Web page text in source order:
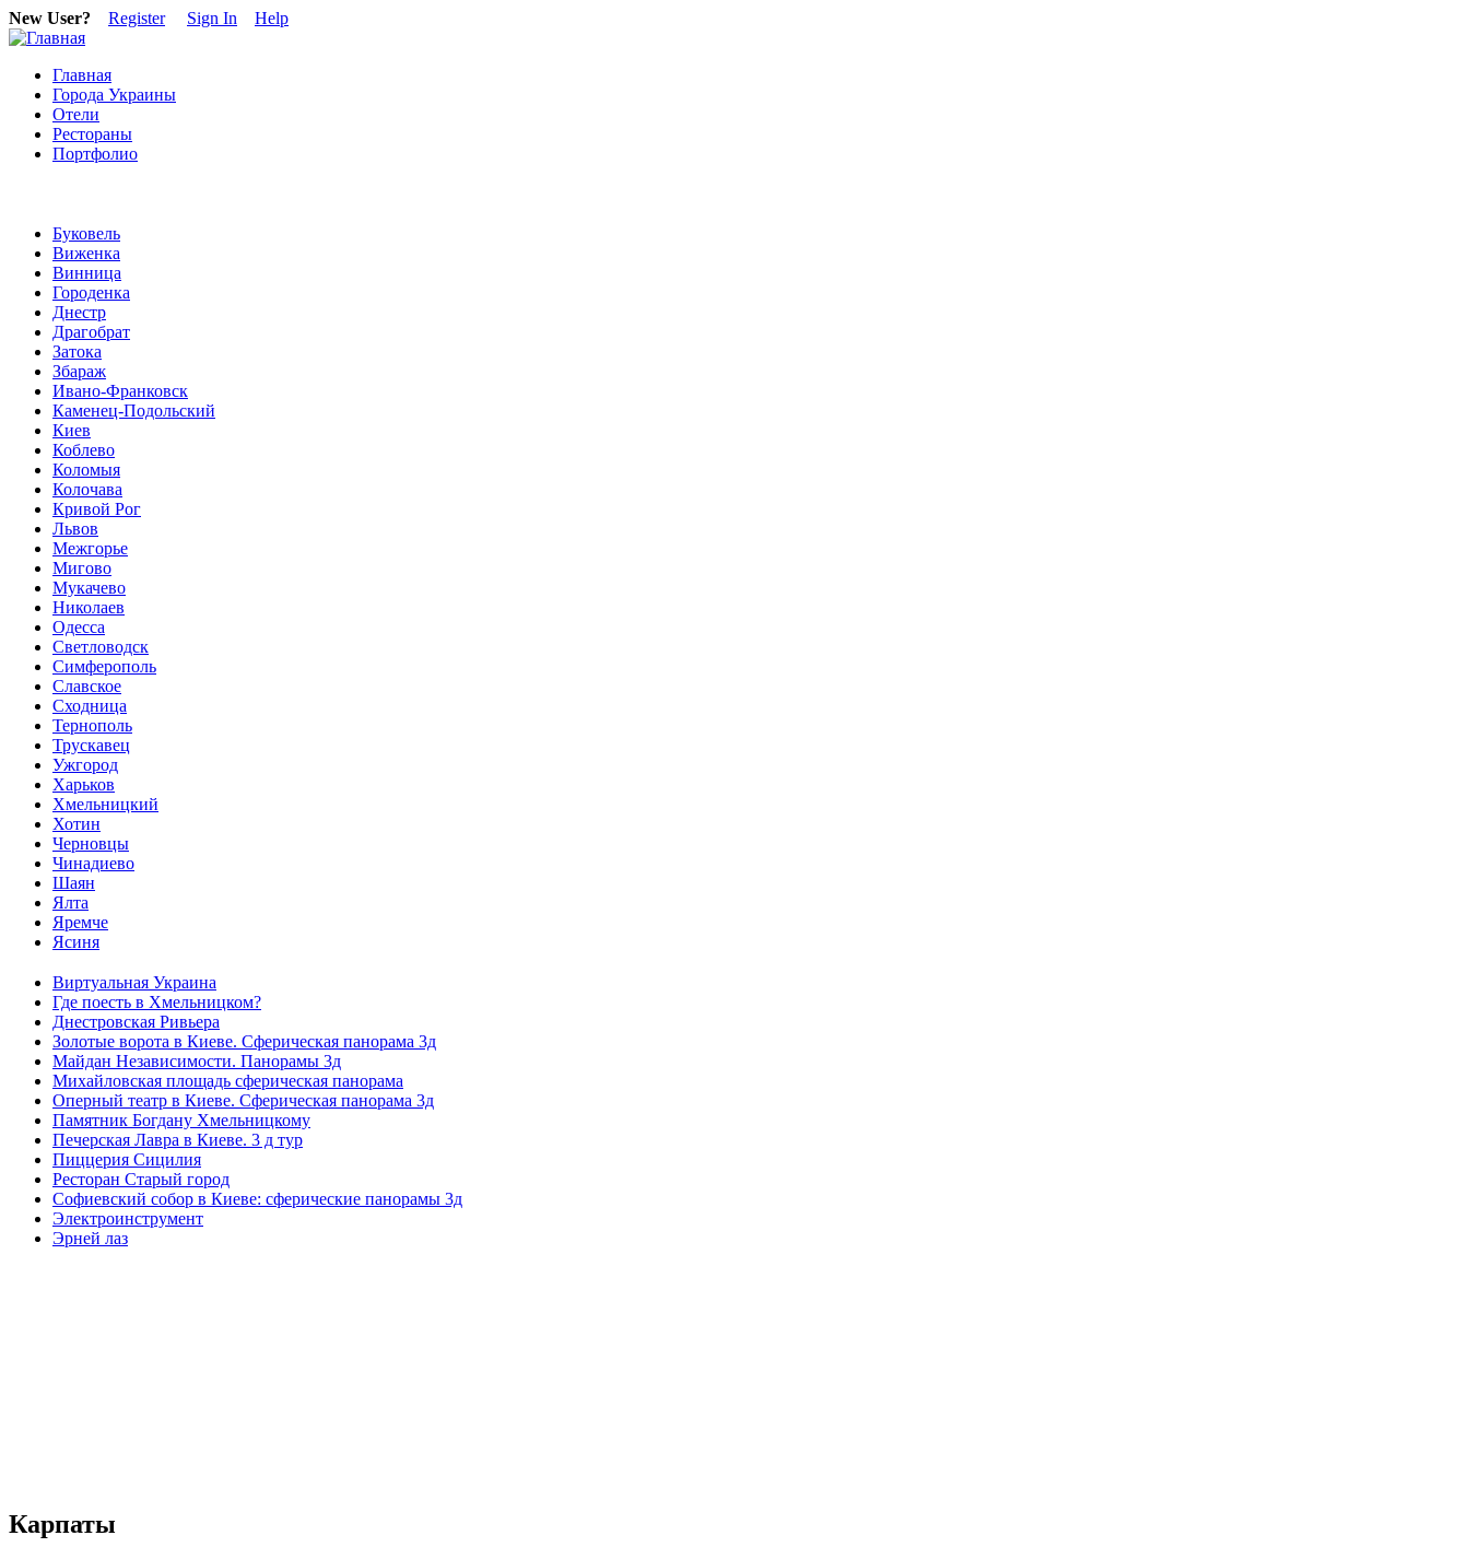
New User? Register Sign In Help
Главная
Города Украины
Отели
Рестораны
Портфолио
Буковель
Виженка
Винница
Городенка
Днестр
Драгобрат
Затока
Збараж
Ивано-Франковск
Каменец-Подольский
Киев
Коблево
Коломыя
Колочава
Кривой Рог
Львов
Межгорье
Мигово
Мукачево
Николаев
Одесса
Светловодск
Симферополь
Славское
Сходница
Тернополь
Трускавец
Ужгород
Харьков
Хмельницкий
Хотин
Черновцы
Чинадиево
Шаян
Ялта
Яремче
Ясиня
Виртуальная Украина
Где поесть в Хмельницком?
Днестровская Ривьера
Золотые ворота в Киеве. Сферическая панорама 3д
Майдан Независимости. Панорамы 3д
Михайловская площадь сферическая панорама
Оперный театр в Киеве. Сферическая панорама 3д
Памятник Богдану Хмельницкому
Печерская Лавра в Киеве. 3 д тур
Пиццерия Сицилия
Ресторан Старый город
Софиевский собор в Киеве: сферические панорамы 3д
Электроинструмент
Эрней лаз
Карпаты